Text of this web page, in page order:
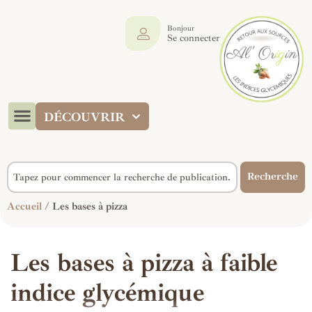
DÉCOUVRIR
Bonjour
Se connecter
Recherche
Accueil / Les bases à pizza
Les bases à pizza à faible
indice glycémique